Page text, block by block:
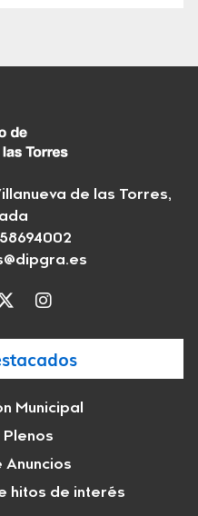
de las Torres,
Municipal
Plenos
Anuncios
hitos de interés